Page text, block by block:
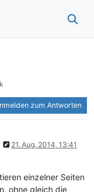
zum Antworten
21. Aug. 2014, 13:41
einzelner Seiten
ohne gleich die